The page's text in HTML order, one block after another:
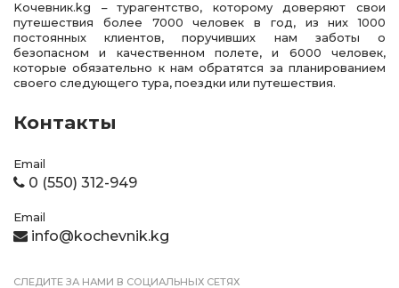
Kочевник.kg – турагентство, которому доверяют свои
путешествия более 7000 человек в год, из них 1000
постоянных клиентов, поручивших нам заботы о
безопасном и качественном полете, и 6000 человек,
которые обязательно к нам обратятся за планированием
своего следующего тура, поездки или путешествия.
Контакты
Email
0 (550) 312-949
Email
info@kochevnik.kg
СЛЕДИТЕ ЗА НАМИ В СОЦИАЛЬНЫХ СЕТЯХ